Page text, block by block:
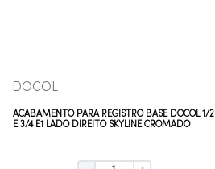
DOCOL
ACABAMENTO PARA REGISTRO BASE DOCOL 1/2
E 3/4 E1 LADO DIREITO SKYLINE CROMADO